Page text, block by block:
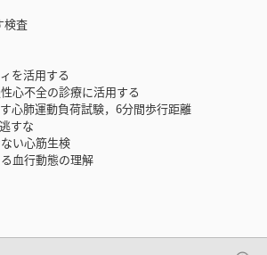
査
を活用する
心不全の診療に活用する
肺運動負荷試験，6分間歩行距離
すな
い心筋生検
血行動態の理解